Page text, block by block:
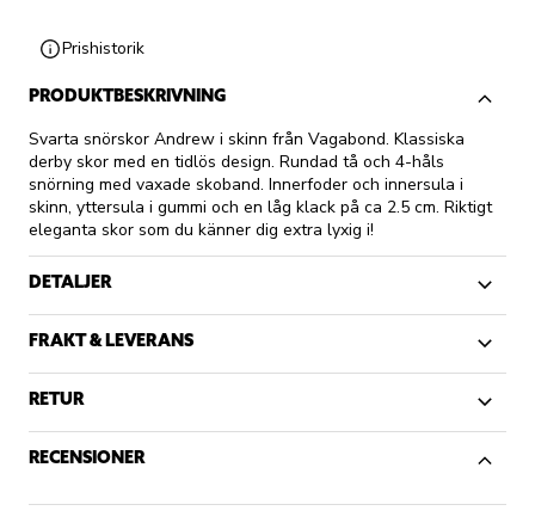
Prishistorik
PRODUKTBESKRIVNING
Svarta snörskor Andrew i skinn från Vagabond. Klassiska
derby skor med en tidlös design. Rundad tå och 4-håls
snörning med vaxade skoband. Innerfoder och innersula i
skinn, yttersula i gummi och en låg klack på ca 2.5 cm. Riktigt
eleganta skor som du känner dig extra lyxig i!
DETALJER
FRAKT & LEVERANS
RETUR
RECENSIONER